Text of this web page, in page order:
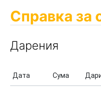
Справка за
Дарения
Дата Сума